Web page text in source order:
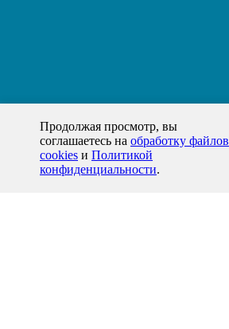
Продолжая просмотр, вы
соглашаетесь на обработку файлов
cookies и Политикой
конфиденциальности.